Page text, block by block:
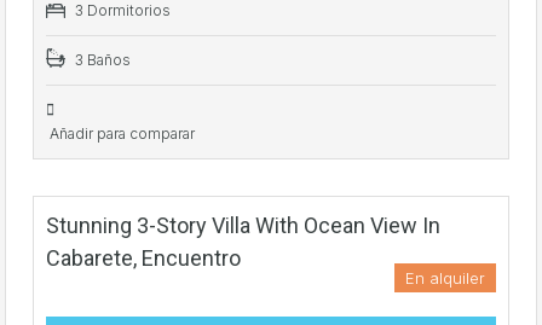
3 Dormitorios
3 Baños
Añadir para comparar
Stunning 3-Story Villa With Ocean View In
Cabarete, Encuentro
En alquiler